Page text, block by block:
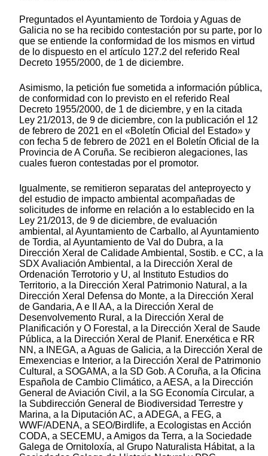
Preguntados el Ayuntamiento de Tordoia y Aguas de
Galicia no se ha recibido contestación por su parte, por lo
que se entiende la conformidad de los mismos en virtud
de lo dispuesto en el artículo 127.2 del referido Real
Decreto 1955/2000, de 1 de diciembre.
Asimismo, la petición fue sometida a información pública,
de conformidad con lo previsto en el referido Real
Decreto 1955/2000, de 1 de diciembre, y en la citada
Ley 21/2013, de 9 de diciembre, con la publicación el 12
de febrero de 2021 en el «Boletín Oficial del Estado» y
con fecha 5 de febrero de 2021 en el Boletín Oficial de la
Provincia de A Coruña. Se recibieron alegaciones, las
cuales fueron contestadas por el promotor.
Igualmente, se remitieron separatas del anteproyecto y
del estudio de impacto ambiental acompañadas de
solicitudes de informe en relación a lo establecido en la
Ley 21/2013, de 9 de diciembre, de evaluación
ambiental, al Ayuntamiento de Carballo, al Ayuntamiento
de Tordia, al Ayuntamiento de Val do Dubra, a la
Dirección Xeral de Calidade Ambiental, Sostib. e CC, a la
SDX Avaliación Ambiental, a la Dirección Xeral de
Ordenación Terrotorio y U, al Instituto Estudios do
Territorio, a la Dirección Xeral Patrimonio Natural, a la
Dirección Xeral Defensa do Monte, a la Dirección Xeral
de Gandaria, A e II AA, a la Dirección Xeral de
Desenvolvemento Rural, a la Dirección Xeral de
Planificación y O Forestal, a la Dirección Xeral de Saude
Pública, a la Dirección Xeral de Planif. Enerxética e RR
NN, a INEGA, a Aguas de Galicia, a la Dirección Xeral de
Emexencias e Interior, a la Dirección Xeral de Patrimonio
Cultural, a SOGAMA, a la SD Gob. A Coruña, a la Oficina
Española de Cambio Climático, a AESA, a la Dirección
General de Aviación Civil, a la SG Economía Circular, a
la Subdirección General de Biodiversidad Terrestre y
Marina, a la Diputación AC, a ADEGA, a FEG, a
WWF/ADENA, a SEO/Birdlife, a Ecologistas en Acción
CODA, a SECEMU, a Amigos da Terra, a la Sociedade
Galega de Ornitoloxía, al Grupo Naturalista Hábitat, a la